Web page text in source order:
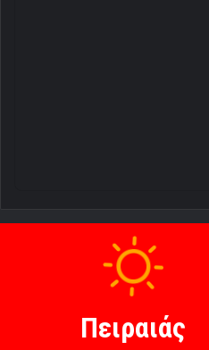
Πειραιάς